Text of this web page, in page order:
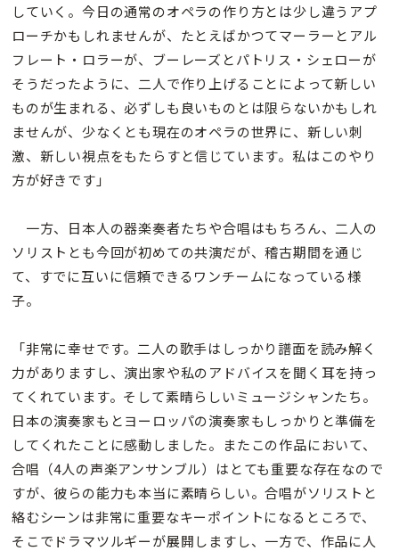
していく。今日の通常のオペラの作り方とは少し違うアプ
ローチかもしれませんが、たとえばかつてマーラーとアル
フレート・ロラーが、ブーレーズとパトリス・シェローが
そうだったように、二人で作り上げることによって新しい
ものが生まれる、必ずしも良いものとは限らないかもしれ
ませんが、少なくとも現在のオペラの世界に、新しい刺
激、新しい視点をもたらすと信じています。私はこのやり
方が好きです」
一方、日本人の器楽奏者たちや合唱はもちろん、二人の
ソリストとも今回が初めての共演だが、稽古期間を通じ
て、すでに互いに信頼できるワンチームになっている様
子。
「非常に幸せです。二人の歌手はしっかり譜面を読み解く
力がありますし、演出家や私のアドバイスを聞く耳を持っ
てくれています。そして素晴らしいミュージシャンたち。
日本の演奏家もとヨーロッパの演奏家もしっかりと準備を
してくれたことに感動しました。またこの作品において、
合唱（4人の声楽アンサンブル）はとても重要な存在なので
すが、彼らの能力も本当に素晴らしい。合唱がソリストと
絡むシーンは非常に重要なキーポイントになるところで、
そこでドラマツルギーが展開しますし、一方で、作品に人